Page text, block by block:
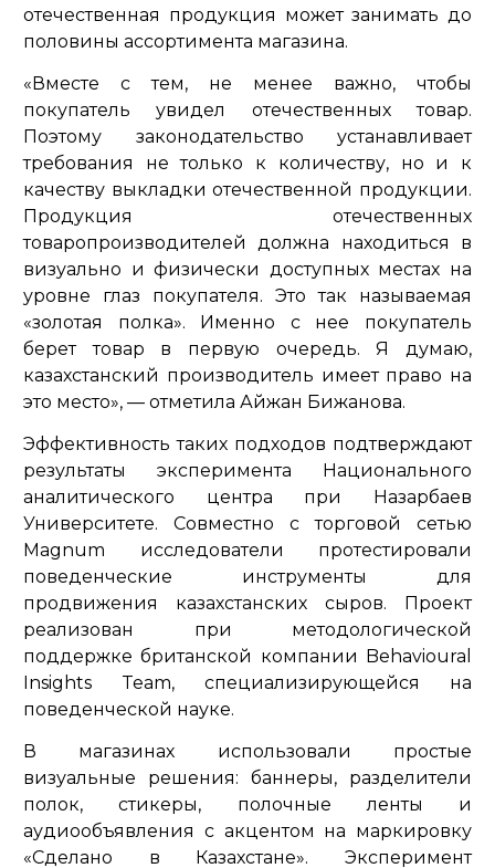
отечественная продукция может занимать до
половины ассортимента магазина.
«Вместе с тем, не менее важно, чтобы
покупатель увидел отечественных товар.
Поэтому законодательство устанавливает
требования не только к количеству, но и к
качеству выкладки отечественной продукции.
Продукция отечественных
товаропроизводителей должна находиться в
визуально и физически доступных местах на
уровне глаз покупателя. Это так называемая
«золотая полка». Именно с нее покупатель
берет товар в первую очередь. Я думаю,
казахстанский производитель имеет право на
это место», — отметила Айжан Бижанова.
Эффективность таких подходов подтверждают
результаты эксперимента Национального
аналитического центра при Назарбаев
Университете. Совместно с торговой сетью
Magnum исследователи протестировали
поведенческие инструменты для
продвижения казахстанских сыров. Проект
реализован при методологической
поддержке британской компании Behavioural
Insights Team, специализирующейся на
поведенческой науке.
В магазинах использовали простые
визуальные решения: баннеры, разделители
полок, стикеры, полочные ленты и
аудиообъявления с акцентом на маркировку
«Сделано в Казахстане». Эксперимент